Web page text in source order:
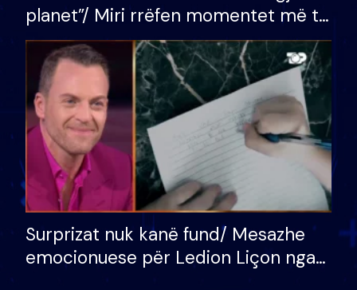
planet”/ Miri rrëfen momentet më të
bukura në shtëpinë e BB VIP: Do më
mungojë zilja e mëngjesit kur…
Surprizat nuk kanë fund/ Mesazhe
emocionuese për Ledion Liçon nga